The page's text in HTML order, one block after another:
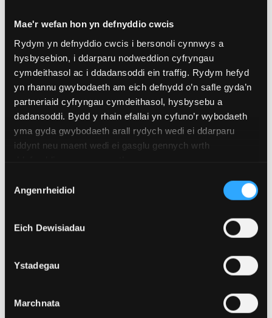
Mae'r wefan hon yn defnyddio cwcis
Rydym yn defnyddio cwcis i bersonoli cynnwys a
hysbysebion, i ddarparu nodweddion cyfryngau
cymdeithasol ac i ddadansoddi ein traffig. Rydym hefyd
yn rhannu gwybodaeth am eich defnydd o’n safle gyda’n
partneriaid cyfryngau cymdeithasol, hysbysebu a
dadansoddi. Bydd y rhain efallai yn cyfuno’r wybodaeth
yma gyda gwybodaeth arall rydych wedi ei ddarparu
iddynt neu maent wedi ei gasglu gennych wrth
Caniatâd
Angenrheidiol
Eich Dewisiadau
Ystadegau
Marchnata
Prifysgol Bangor a Sw Mynydd Cymru yn
cadwraeth ac addysg